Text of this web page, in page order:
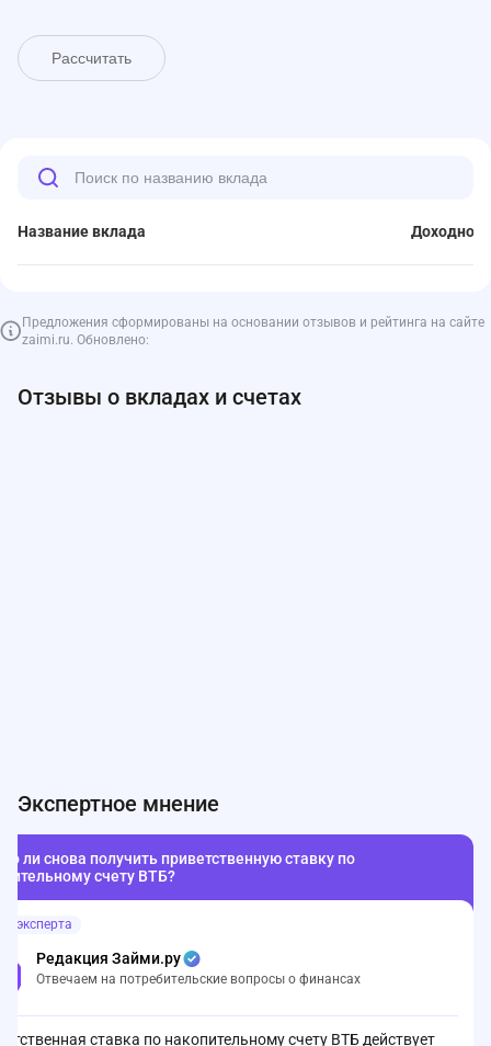
Рассчитать
Название вклада
Предложения сформированы на основании отзывов и рейтинга на сайте
zaimi.ru. Обновлено:
Отзывы о вкладах и счетах
Экспертное мнение
ли снова получить приветственную ставку по
счету ВТБ?
эксперта
Редакция Займи.ру
Отвечаем на потребительские вопросы о финансах
ставка по накопительному счету ВТБ действует